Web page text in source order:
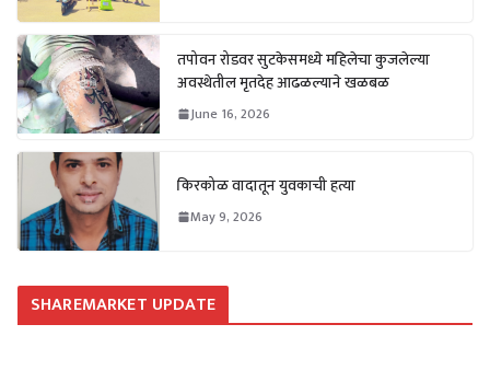
तपोवन रोडवर सुटकेसमध्ये महिलेचा कुजलेल्या
अवस्थेतील मृतदेह आढळल्याने खळबळ
June 16, 2026
किरकोळ वादातून युवकाची हत्या
May 9, 2026
SHAREMARKET UPDATE